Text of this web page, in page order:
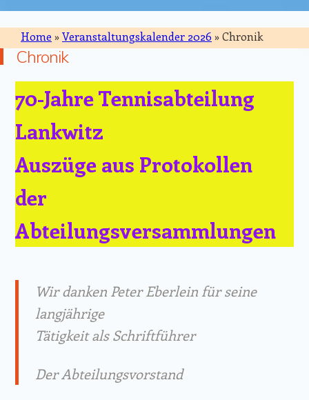
Home »Veranstaltungskalender 2026 »Chronik
Chronik
70-Jahre Tennisabteilung
Lankwitz
Auszüge aus Protokollen
der
Abteilungsversammlungen
Wir danken Peter Eberlein für seine
langjährige
Tätigkeit als Schriftführer
Der Abteilungsvorstand